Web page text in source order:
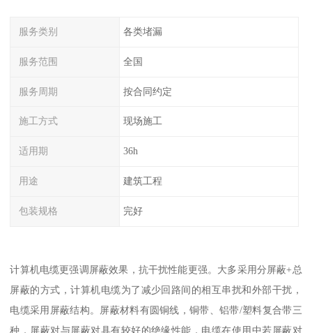
服务类别 各类堵漏
服务范围 全国
服务周期 按合同约定
施工方式 现场施工
适用期 36h
用途 建筑工程
包装规格 完好
计算机电缆更强调屏蔽效果，抗干扰性能更强。大多采用分屏蔽+总
屏蔽的方式，计算机电缆为了减少回路间的相互串扰和外部干扰，
电缆采用屏蔽结构。屏蔽材料有圆铜线，铜带、铝带/塑料复合带三
种，屏蔽对与屏蔽对具有较好的绝缘性能，电缆在使用中若屏蔽对